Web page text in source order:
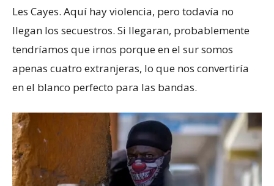
Les Cayes. Aquí hay violencia, pero todavía no
llegan los secuestros. Si llegaran, probablemente
tendríamos que irnos porque en el sur somos
apenas cuatro extranjeras, lo que nos convertiría
en el blanco perfecto para las bandas.